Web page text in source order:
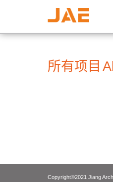
所有项目